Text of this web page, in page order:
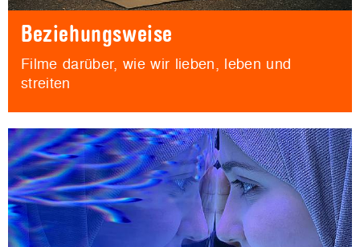
Beziehungsweise
Filme darüber, wie wir lieben, leben und
streiten